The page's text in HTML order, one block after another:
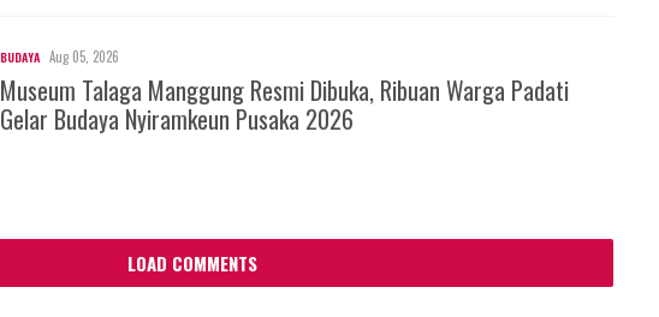
BUDAYA Aug 05, 2026
Museum Talaga Manggung Resmi Dibuka, Ribuan Warga Padati
Gelar Budaya Nyiramkeun Pusaka 2026
LOAD COMMENTS